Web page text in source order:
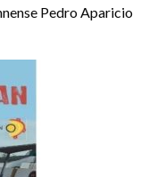
Pedro Aparicio